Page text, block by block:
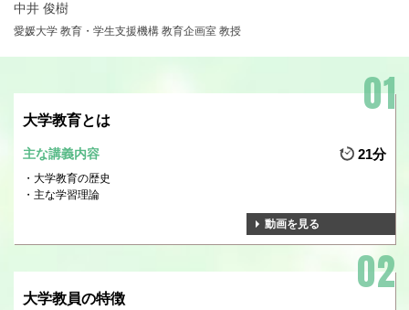
中井 俊樹
愛媛大学 教育・学生支援機構 教育企画室 教授
大学教育とは
主な講義内容 21分
大学教育の歴史
主な学習理論
動画を見る
大学教員の特徴